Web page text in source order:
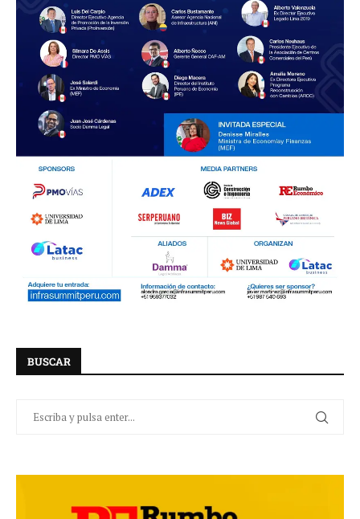
BUSCAR